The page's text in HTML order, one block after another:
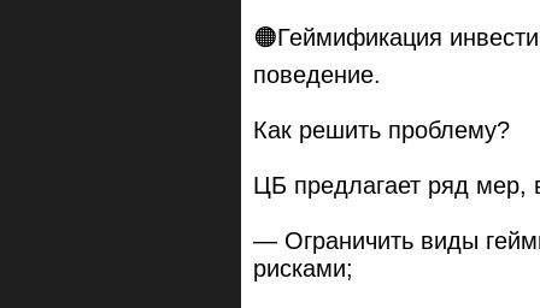
🟠Геймификация
поведение.
Как решить проблему?
ЦБ предлагает ряд мер,
— Ограничить виды
рисками;